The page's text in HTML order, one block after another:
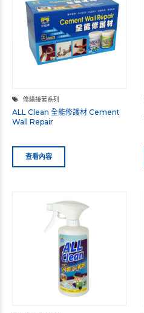
修繕接著系列
ALL Clean 全能修護材 Cement
Wall Repair
查看內容